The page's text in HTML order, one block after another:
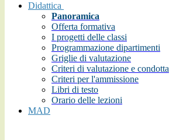
Didattica
Panoramica
Offerta formativa
I progetti delle classi
Programmazione dipartimenti
Griglie di valutazione
Criteri di valutazione e condotta
Criteri per l'ammissione
Libri di testo
Orario delle lezioni
MAD